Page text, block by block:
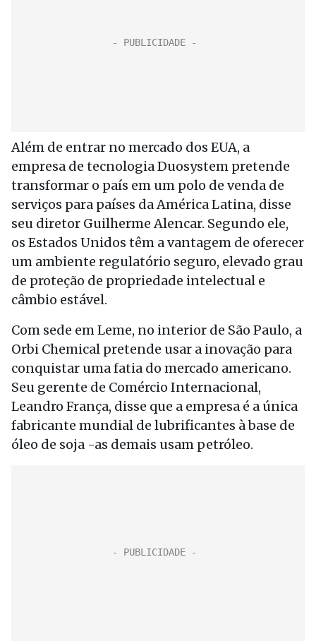
Além de entrar no mercado dos EUA, a
empresa de tecnologia Duosystem pretende
transformar o país em um polo de venda de
serviços para países da América Latina, disse
seu diretor Guilherme Alencar. Segundo ele,
os Estados Unidos têm a vantagem de oferecer
um ambiente regulatório seguro, elevado grau
de proteção de propriedade intelectual e
câmbio estável.
Com sede em Leme, no interior de São Paulo, a
Orbi Chemical pretende usar a inovação para
conquistar uma fatia do mercado americano.
Seu gerente de Comércio Internacional,
Leandro França, disse que a empresa é a única
fabricante mundial de lubrificantes à base de
óleo de soja -as demais usam petróleo.